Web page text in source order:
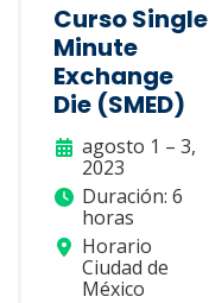
Curso Single
Minute
Exchange
Die (SMED)
agosto 1 – 3,
2023
Duración: 6
horas
Horario
Ciudad de
México